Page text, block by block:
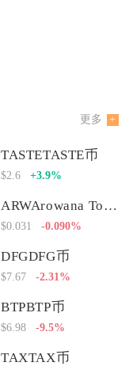
更多
TASTETASTE币
$2.6 +3.9%
ARWArowana Token
$0.031 -0.090%
DFGDFG币
$7.67 -2.31%
BTPBTP币
$6.98 -9.5%
TAXTAX币